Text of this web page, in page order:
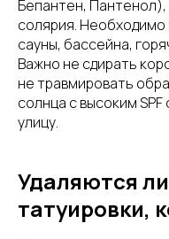
Бепантен,
солярия.
сауны, бассейна,
Важно не сдирать
не травмировать
солнца с высоким
улицу.
Удаляются
татуировки,